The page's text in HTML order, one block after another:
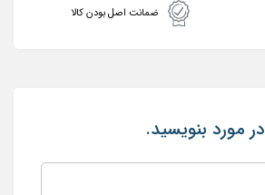
ضمانت اصل بودن کالا
مورد بنویسید.